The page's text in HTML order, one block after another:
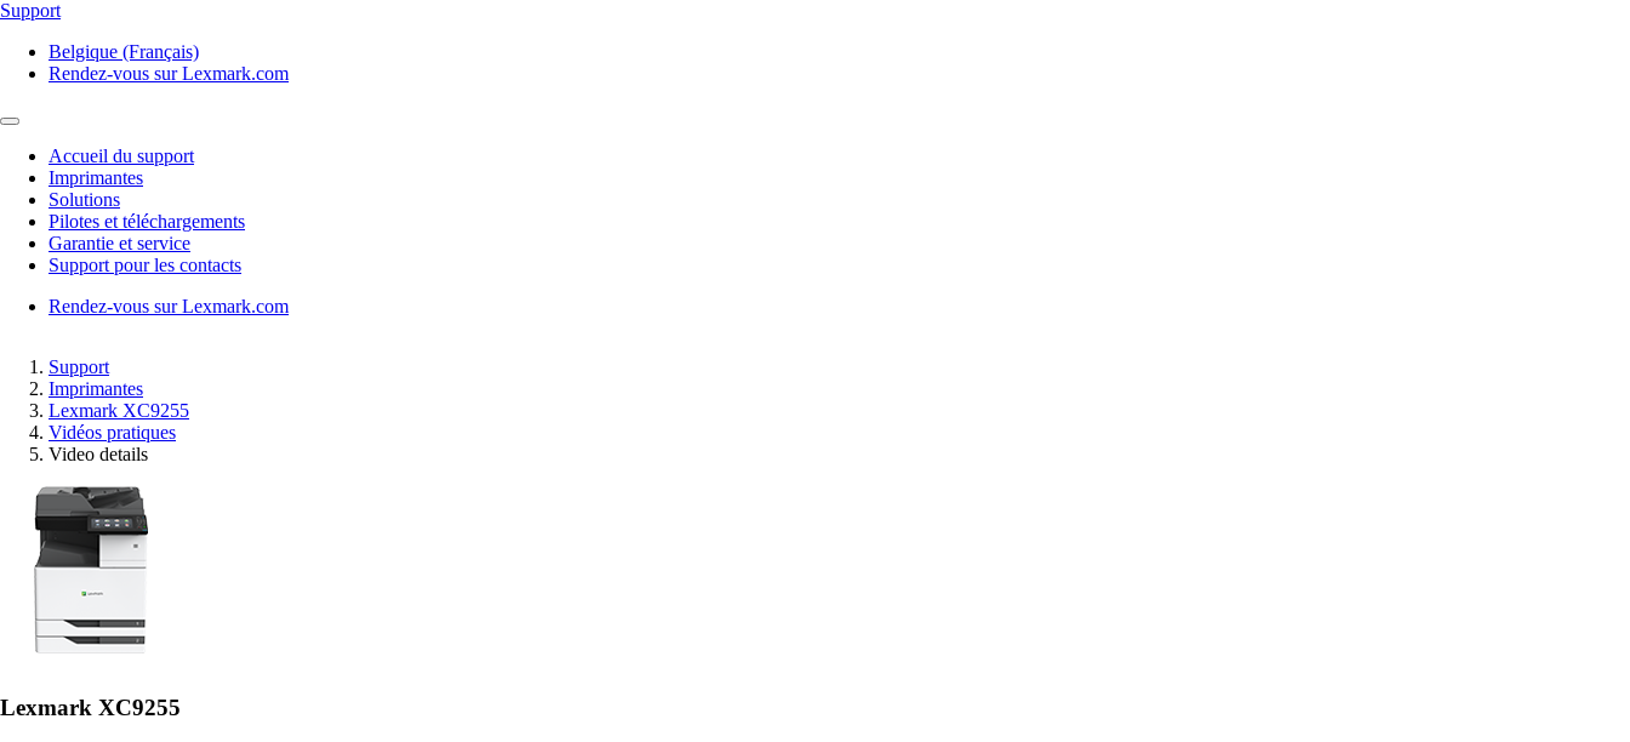
Support
Belgique (Français)
Rendez-vous sur Lexmark.com
Accueil du support
Imprimantes
Solutions
Pilotes et téléchargements
Garantie et service
Support pour les contacts
Rendez-vous sur Lexmark.com
Support
Imprimantes
Lexmark XC9255
Vidéos pratiques
Video details
Lexmark XC9255